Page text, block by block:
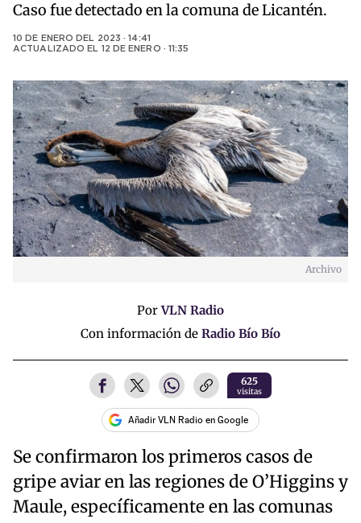
Caso fue detectado en la comuna de Licantén.
10 DE ENERO DEL 2023 · 14:41
ACTUALIZADO EL 12 DE ENERO · 11:35
Archivo
PorVLN Radio
Con información de Radio Bío Bío
625
visitas
Añadir VLN Radio en Google
Se confirmaron los primeros casos de
gripe aviar en las regiones de O’Higgins y
Maule, específicamente en las comunas